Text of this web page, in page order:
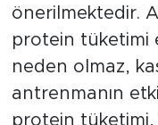
önerilmektedir.
protein tüketimi
neden olmaz,
antrenmanın
protein